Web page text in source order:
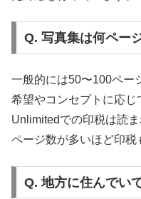
Q. 写真集は何ペー
一般的には50〜100ペー
希望やコンセプトに応
Unlimitedでの印税は読
ページ数が多いほど印税
Q. 地方に住んでい